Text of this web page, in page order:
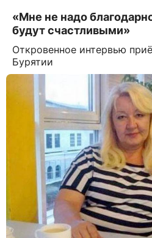
«Мне не надо
будут счастливыми»
Откровенное интервью
Бурятии